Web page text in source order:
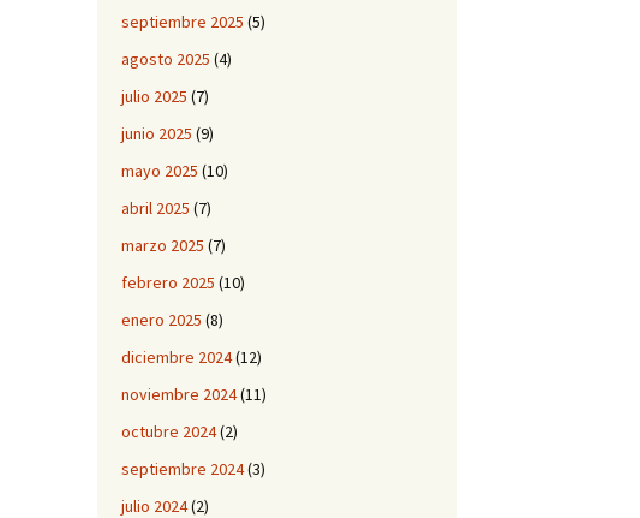
septiembre 2025 (5)
agosto 2025 (4)
julio 2025 (7)
junio 2025 (9)
mayo 2025 (10)
abril 2025 (7)
marzo 2025 (7)
febrero 2025 (10)
enero 2025 (8)
diciembre 2024(12)
noviembre 2024(11)
octubre 2024(2)
septiembre 2024(3)
julio 2024(2)